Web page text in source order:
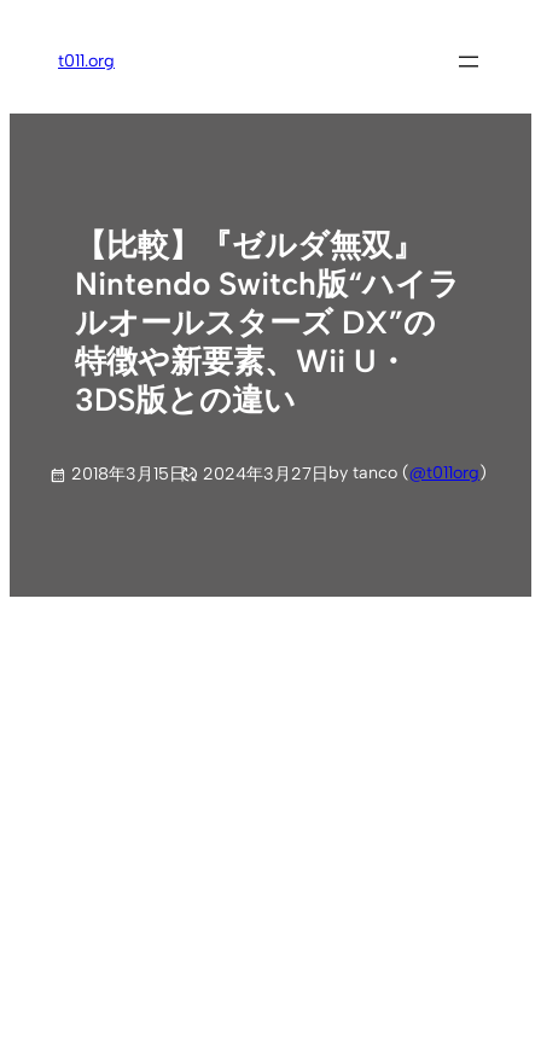
ス
t011.org
【比較】『ゼルダ無双』
Nintendo Switch版“ハイラ
ルオールスターズ DX”の
特徴や新要素、Wii U・
3DS版との違い
2018年3月15日 2024年3月27日by tanco (@t011org)